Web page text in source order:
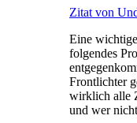
Zitat von
Eine
folgendes
Frontlichter
wirklich alle
und wer